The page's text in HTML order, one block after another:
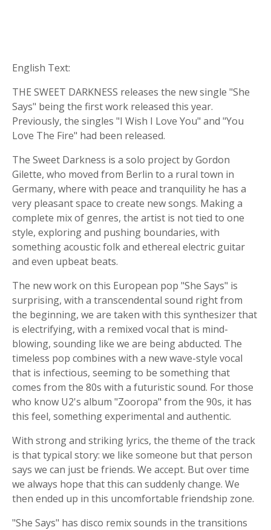
English Text:
THE SWEET DARKNESS releases the new single "She
Says" being the first work released this year.
Previously, the singles "I Wish I Love You" and "You
Love The Fire" had been released.
The Sweet Darkness is a solo project by Gordon
Gilette, who moved from Berlin to a rural town in
Germany, where with peace and tranquility he has a
very pleasant space to create new songs. Making a
complete mix of genres, the artist is not tied to one
style, exploring and pushing boundaries, with
something acoustic folk and ethereal electric guitar
and even upbeat beats.
The new work on this European pop "She Says" is
surprising, with a transcendental sound right from
the beginning, we are taken with this synthesizer that
is electrifying, with a remixed vocal that is mind-
blowing, sounding like we are being abducted. The
timeless pop combines with a new wave-style vocal
that is infectious, seeming to be something that
comes from the 80s with a futuristic sound. For those
who know U2's album "Zooropa" from the 90s, it has
this feel, something experimental and authentic.
With strong and striking lyrics, the theme of the track
is that typical story: we like someone but that person
says we can just be friends. We accept. But over time
we always hope that this can suddenly change. We
then ended up in this uncomfortable friendship zone.
"She Says" has disco remix sounds in the transitions